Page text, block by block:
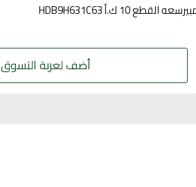
أضف لعربة التسوق